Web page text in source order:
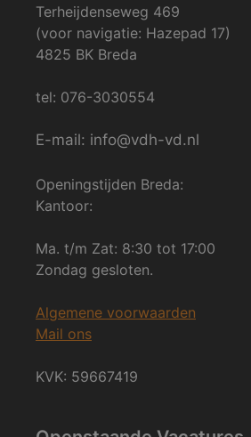
Terheijdenseweg 469
(voor navigatie: Hazepad 17)
4825 BK Breda
tel: 076-3030554
E-mail: info@vdh-vd.nl
Openingstijden Breda:
Kantoor:
Ma. t/m Zat: 8:30 tot 17:00
Zondag gesloten.
Algemene voorwaarden
Mail ons
KVK: 59667419